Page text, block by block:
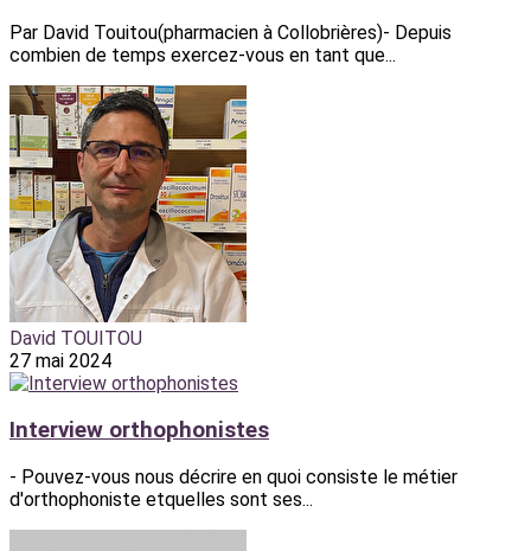
Par David Touitou(pharmacien à Collobrières)- Depuis
combien de temps exercez-vous en tant que...
David TOUITOU
27 mai 2024
Interview orthophonistes
- Pouvez-vous nous décrire en quoi consiste le métier
d'orthophoniste etquelles sont ses...